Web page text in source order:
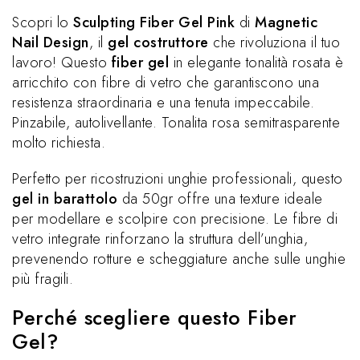
Scopri lo Sculpting Fiber Gel Pink di Magnetic
Nail Design, il gel costruttore che rivoluziona il tuo
lavoro! Questo fiber gel in elegante tonalità rosata è
arricchito con fibre di vetro che garantiscono una
resistenza straordinaria e una tenuta impeccabile.
Pinzabile, autolivellante. Tonalita rosa semitrasparente
molto richiesta.
Perfetto per ricostruzioni unghie professionali, questo
gel in barattolo da 50gr offre una texture ideale
per modellare e scolpire con precisione. Le fibre di
vetro integrate rinforzano la struttura dell’unghia,
prevenendo rotture e scheggiature anche sulle unghie
più fragili.
Perché scegliere questo Fiber
Gel?